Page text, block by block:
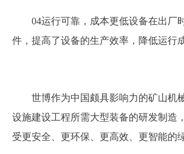
04运行可靠，成本更低设备在出厂
件，提高了设备的生产效率，降低运行
世博作为中国颇具影响力的矿山机
设施建设工程所需大型装备的研发制造
受更安全、更环保、更高效、更智能的